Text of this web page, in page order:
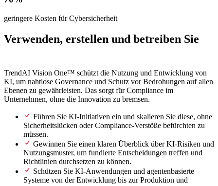
geringere Kosten für Cybersicherheit
Verwenden, erstellen und betreiben Sie
TrendAI Vision One™ schützt die Nutzung und Entwicklung von
KI, um nahtlose Governance und Schutz vor Bedrohungen auf allen
Ebenen zu gewährleisten. Das sorgt für Compliance im
Unternehmen, ohne die Innovation zu bremsen.
Führen Sie KI-Initiativen ein und skalieren Sie diese, ohne
Sicherheitslücken oder Compliance-Verstöße befürchten zu
müssen.
Gewinnen Sie einen klaren Überblick über KI-Risiken und
Nutzungsmuster, um fundierte Entscheidungen treffen und
Richtlinien durchsetzen zu können.
Schützen Sie KI-Anwendungen und agentenbasierte
Systeme von der Entwicklung bis zur Produktion und